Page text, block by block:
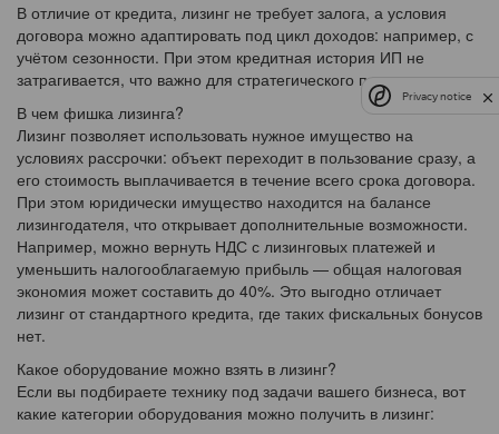
В отличие от кредита, лизинг не требует залога, а условия
договора можно адаптировать под цикл доходов: например, с
учётом сезонности. При этом кредитная история ИП не
затрагивается, что важно для стратегического планирования.
В чем фишка лизинга?
Лизинг позволяет использовать нужное имущество на
условиях рассрочки: объект переходит в пользование сразу, а
его стоимость выплачивается в течение всего срока договора.
При этом юридически имущество находится на балансе
лизингодателя, что открывает дополнительные возможности.
Например, можно вернуть НДС с лизинговых платежей и
уменьшить налогооблагаемую прибыль — общая налоговая
экономия может составить до 40%. Это выгодно отличает
лизинг от стандартного кредита, где таких фискальных бонусов
нет.
Какое оборудование можно взять в лизинг?
Если вы подбираете технику под задачи вашего бизнеса, вот
какие категории оборудования можно получить в лизинг:
Privacy notice